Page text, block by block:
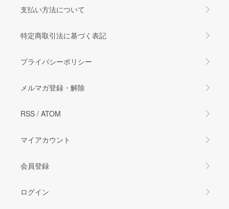
支払い方法について
特定商取引法に基づく表記
プライバシーポリシー
メルマガ登録・解除
RSS / ATOM
マイアカウント
会員登録
ログイン